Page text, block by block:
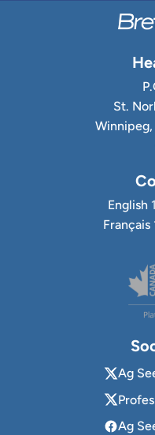
St.
Winnipeg,
English
Français
Ag
Ag